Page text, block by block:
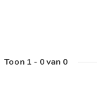
Toon 1- 0van 0